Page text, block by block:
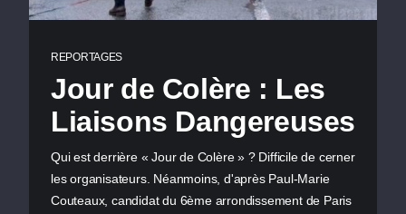
REPORTAGES
Jour de Colère : Les
Liaisons Dangereuses
Qui est derrière « Jour de Colère » ? Difficile de cerner
les organisateurs. Néanmoins, d'après Paul-Marie
Couteaux, candidat du 6ème arrondissement de Paris